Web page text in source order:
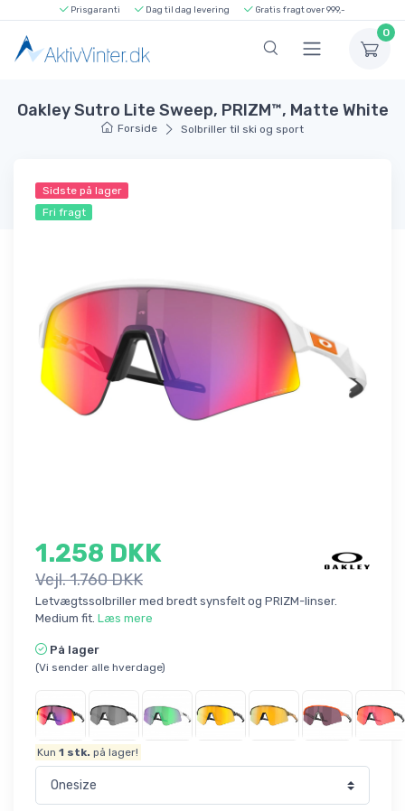
Prisgaranti Dag til dag levering Gratis fragt over 999,-
0
Oakley Sutro Lite Sweep, PRIZM™, Matte White
Forside Solbriller til ski og sport
Sidste på lager
Fri fragt
1.258 DKK
Vejl. 1.760 DKK
Letvægtssolbriller med bredt synsfelt og PRIZM-linser.
Medium fit. Læs mere
På lager
(Vi sender alle hverdage)
Kun1 stk. på lager!